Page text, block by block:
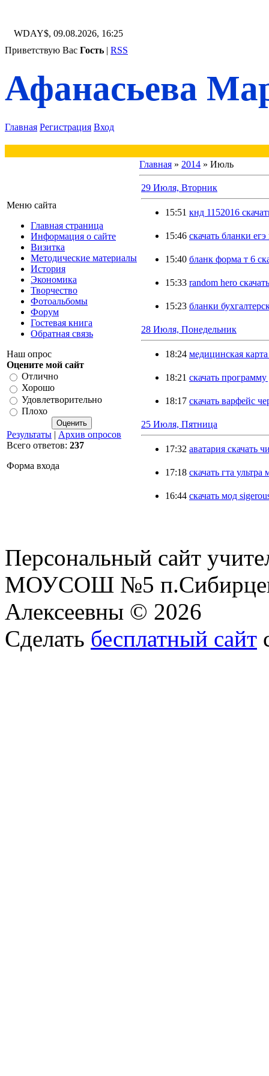
WDAY$, 09.08.2026, 16:25
Приветствую Вас Гость | RSS
Афанасьева
Главная Регистрация Вход
Меню сайта
Главная страница
Информация о сайте
Визитка
Методические материалы
История
Экономика
Творчество
Фотоальбомы
Форум
Гостевая книга
Обратная связь
Наш опрос
Оцените мой сайт
Отлично
Хорошо
Удовлетворительно
Плохо
Результаты | Архив опросов
Всего ответов: 237
Форма входа
Главная » 2014 » Июль
29 Июля, Вторник
15:51 кнд 1152016
15:46 скачать бланки
15:40 бланк форма т 6
15:33 random hero
15:23 бланки
28 Июля, Понедельник
18:24 медицинская карта
18:21 скачать
18:17 скачать варфейс
25 Июля, Пятница
17:32 аватария скачать
17:18 скачать гта ультра
16:44 скачать мод
Персональный сайт
МОУСОШ №5
Алексеевны © 2026
Сделать бесплатный сайт